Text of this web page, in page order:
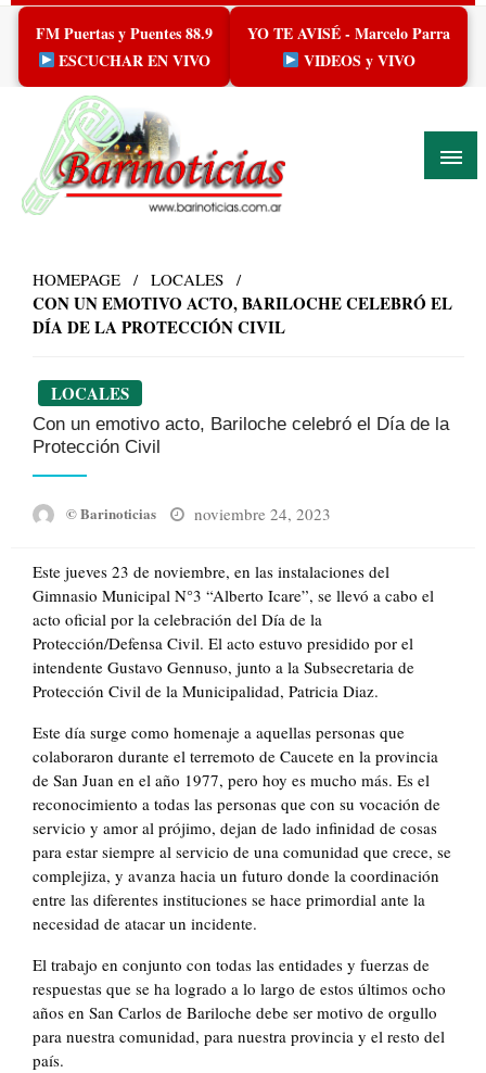
Skip
content
FM Puertas y Puentes 88.9
ESCUCHAR EN VIVO
YO TE AVISÉ - Marcelo Parra
VIDEOS y VIVO
HOMEPAGE LOCALES
CON UN EMOTIVO ACTO, BARILOCHE CELEBRÓ EL
DÍA DE LA PROTECCIÓN CIVIL
LOCALES
Con un emotivo acto, Bariloche celebró el Día de la
Protección Civil
© Barinoticias
Posted
noviembre 24, 2023
Este jueves 23 de noviembre, en las instalaciones del
Gimnasio Municipal N°3 “Alberto Icare”, se llevó a cabo el
acto oficial por la celebración del Día de la
Protección/Defensa Civil. El acto estuvo presidido por el
intendente Gustavo Gennuso, junto a la Subsecretaria de
Protección Civil de la Municipalidad, Patricia Diaz.
Este día surge como homenaje a aquellas personas que
colaboraron durante el terremoto de Caucete en la provincia
de San Juan en el año 1977, pero hoy es mucho más. Es el
reconocimiento a todas las personas que con su vocación de
servicio y amor al prójimo, dejan de lado infinidad de cosas
para estar siempre al servicio de una comunidad que crece, se
complejiza, y avanza hacia un futuro donde la coordinación
entre las diferentes instituciones se hace primordial ante la
necesidad de atacar un incidente.
El trabajo en conjunto con todas las entidades y fuerzas de
respuestas que se ha logrado a lo largo de estos últimos ocho
años en San Carlos de Bariloche debe ser motivo de orgullo
para nuestra comunidad, para nuestra provincia y el resto del
país.